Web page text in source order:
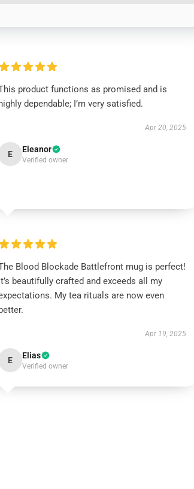
product functions as promised and is
highly dependable; I’m very satisfied.
Apr 20, 2025
E Eleanor
Verified owner
Blood Blockade Battlefront mug is perfect!
beautifully crafted and exceeds all my
My tea rituals are now even
better.
Apr 19, 2025
E Elias
Verified owner